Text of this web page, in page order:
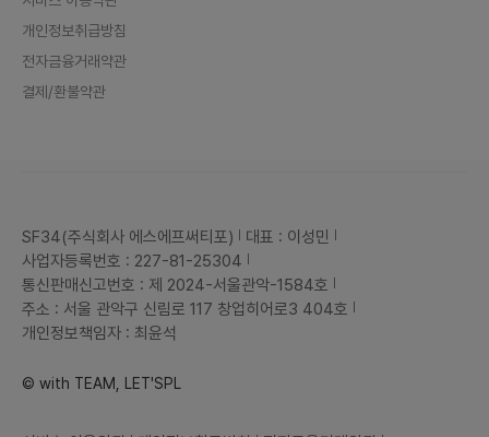
개인정보취급방침
전자금융거래약관
결제/환불약관
SF34(주식회사 에스에프써티포)
대표 : 이성민
사업자등록번호 : 227-81-25304
통신판매신고번호 : 제 2024-서울관악-1584호
주소 : 서울 관악구 신림로 117 창업히어로3 404호
개인정보책임자 : 최윤석
© with TEAM, LET'SPL